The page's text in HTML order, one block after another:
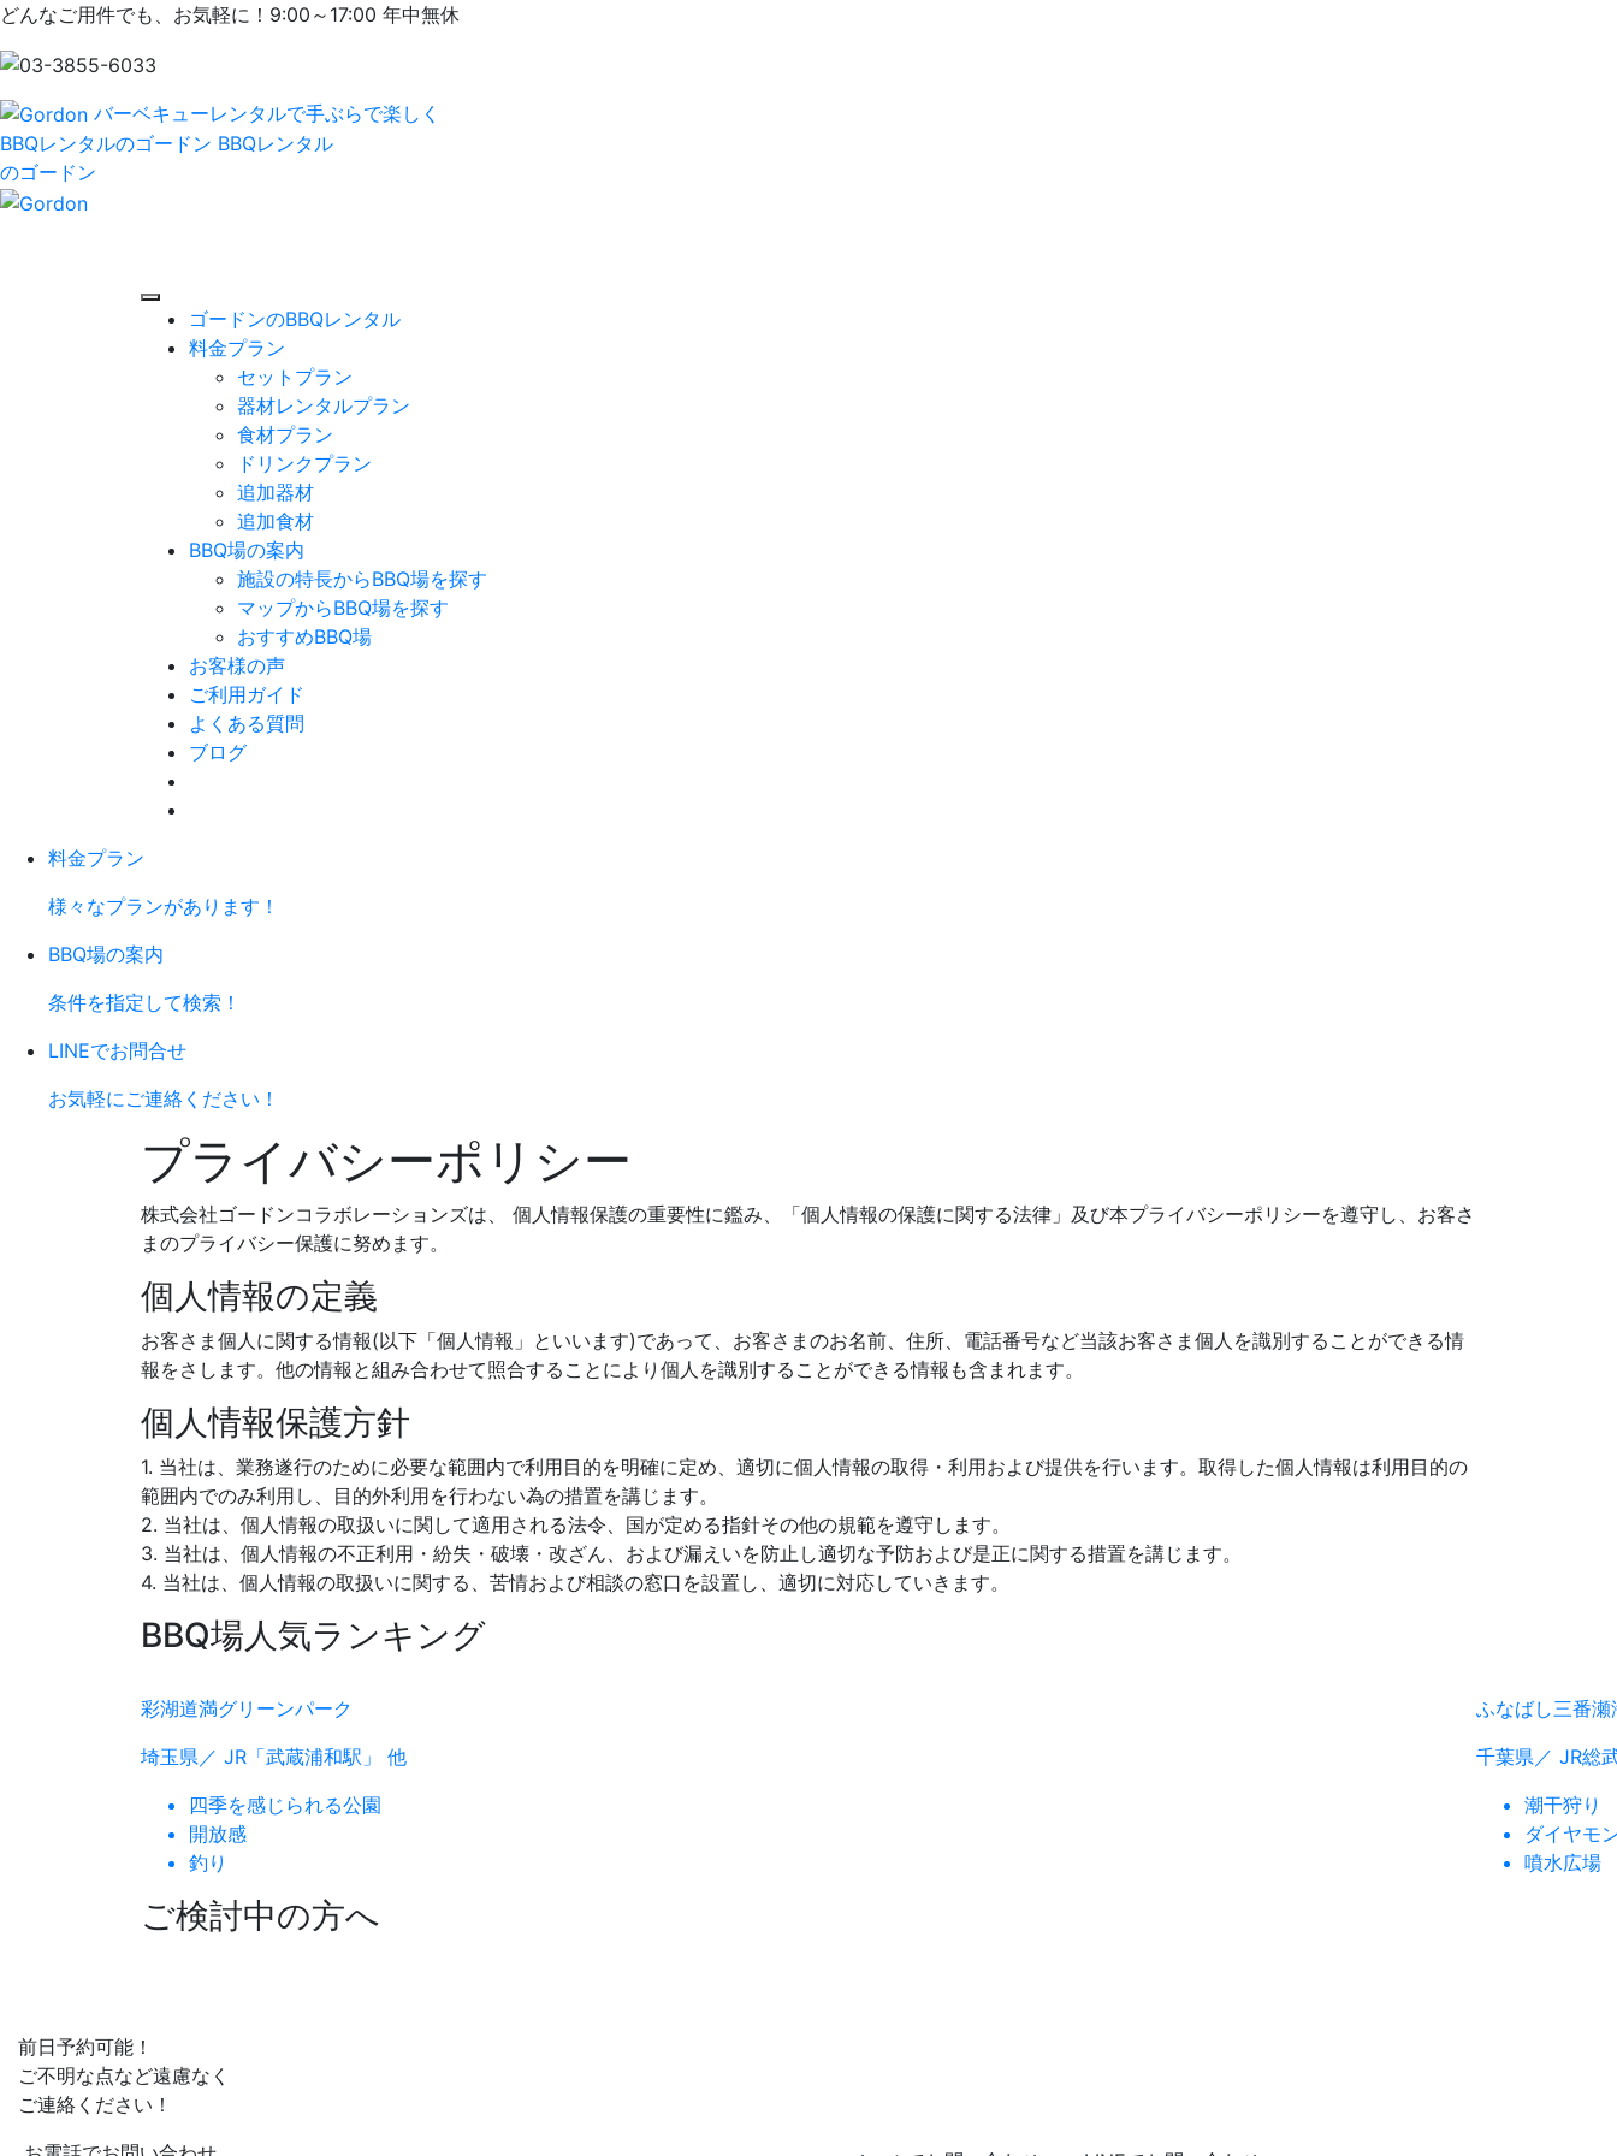
どんなご用件でも、お気軽に！9:00～17:00 年中無休
バーベキューレンタルで手ぶらで楽しく
BBQレンタルのゴードン BBQレンタル
のゴードン
ゴードンのBBQレンタル
料金プラン
セットプラン
器材レンタルプラン
食材プラン
ドリンクプラン
追加器材
追加食材
BBQ場の案内
施設の特長からBBQ場を探す
マップからBBQ場を探す
おすすめBBQ場
お客様の声
ご利用ガイド
よくある質問
ブログ
料金プラン
様々なプランがあります！
BBQ場の案内
条件を指定して検索！
LINEでお問合せ
お気軽にご連絡ください！
プライバシーポリシー
株式会社ゴードンコラボレーションズは、 個人情報保護の重要性に鑑み、「個人情報の保護に関する法律」及び本プライバシーポリシーを遵守し、お客さ
まのプライバシー保護に努めます。
個人情報の定義
お客さま個人に関する情報(以下「個人情報」といいます)であって、お客さまのお名前、住所、電話番号など当該お客さま個人を識別することができる情
報をさします。他の情報と組み合わせて照合することにより個人を識別することができる情報も含まれます。
個人情報保護方針
1. 当社は、業務遂行のために必要な範囲内で利用目的を明確に定め、適切に個人情報の取得・利用および提供を行います。取得した個人情報は利用目的の
範囲内でのみ利用し、目的外利用を行わない為の措置を講じます。
2. 当社は、個人情報の取扱いに関して適用される法令、国が定める指針その他の規範を遵守します。
3. 当社は、個人情報の不正利用・紛失・破壊・改ざん、および漏えいを防止し適切な予防および是正に関する措置を講じます。
4. 当社は、個人情報の取扱いに関する、苦情および相談の窓口を設置し、適切に対応していきます。
BBQ場人気ランキング
彩湖道満グリーンパーク
埼玉県／ JR「武蔵浦和駅」 他
四季を感じられる公園
開放感
釣り
ふなばし三番瀬
千葉県／ JR総
潮干狩り
ダイヤモ
噴水広場
ご検討中の方へ
前日予約可能！
ご不明な点など遠慮なく
ご連絡ください！